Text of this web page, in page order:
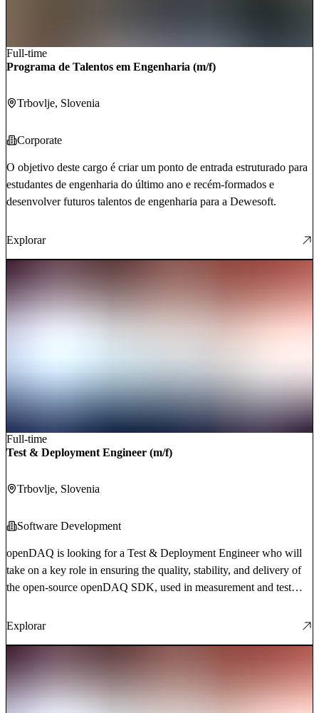
Full-time
Programa de Talentos em Engenharia (m/f)
Trbovlje, Slovenia
Corporate
O objetivo deste cargo é criar um ponto de entrada estruturado para
estudantes de engenharia do último ano e recém-formados e
desenvolver futuros talentos de engenharia para a Dewesoft.
Explorar
Full-time
Test & Deployment Engineer (m/f)
Trbovlje, Slovenia
Software Development
openDAQ is looking for a Test & Deployment Engineer who will
take on a key role in ensuring the quality, stability, and delivery of
the open-source openDAQ SDK, used in measurement and test
Explorar